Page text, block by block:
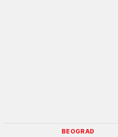
BEOGRAD